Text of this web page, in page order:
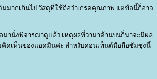
มากเกินไป วัสดุที่ใช้ถือว่าเกรดคุณภาพ แต่ข้อนี้ก็อาจ
มานั่งพิจารณาดูแล้ว เหตุผลที่ว่ามาด้านบนก็น่าจะมีผล
คิดเห็นของแอดมินค่ะ สำหรับคอนเท็นต์มือถือซัมซุงนี้